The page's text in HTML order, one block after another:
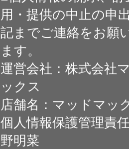
用・提供の中止の申
記までご連絡をお願
ます。
運営会社：株式会社
ックス
店舗名：マッドマッ
個人情報保護管理責
野明菜